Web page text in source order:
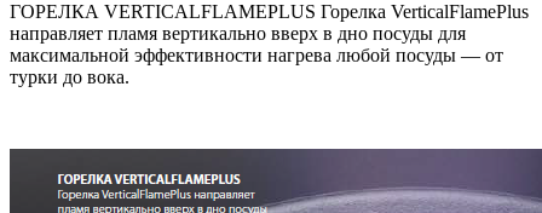
ГОРЕЛКА VERTICALFLAMEPLUS Горелка VerticalFlamePlus
направляет пламя вертикально вверх в дно посуды для
максимальной эффективности нагрева любой посуды — от
турки до вока.